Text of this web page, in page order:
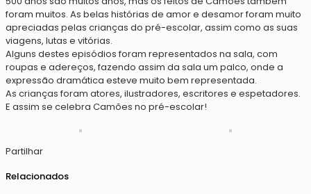
foram muitos. As belas histórias de amor e desamor foram muito
apreciadas pelas crianças do pré-escolar, assim como as suas
viagens, lutas e vitórias.
Alguns destes episódios foram representados na sala, com
roupas e adereços, fazendo assim da sala um palco, onde a
expressão dramática esteve muito bem representada.
As crianças foram atores, ilustradores, escritores e espetadores.
E assim se celebra Camões no pré-escolar!
Partilhar
Relacionados